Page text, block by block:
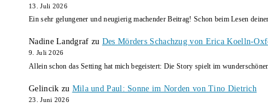
13. Juli 2026
Ein sehr gelungener und neugierig machender Beitrag! Schon beim Lesen
Nadine Landgraf zu Des Mörders Schachzug von Erica Koelln-
9. Juli 2026
Allein schon das Setting hat mich begeistert: Die Story spielt im
Gelincik zu Mila und Paul: Sonne im Norden von Tino Dietrich
23. Juni 2026